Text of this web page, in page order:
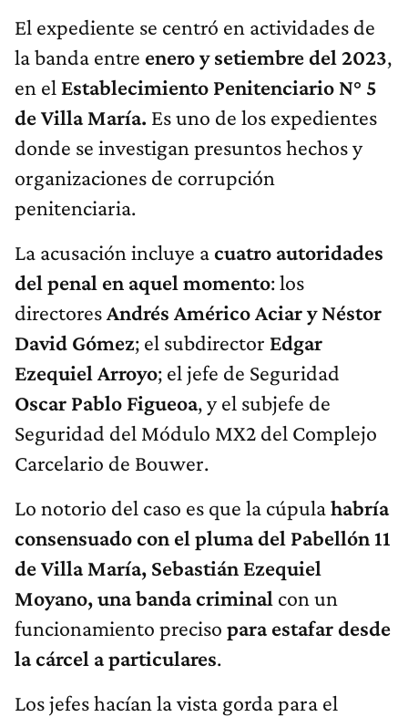
El expediente se centró en actividades de
la banda entre enero y setiembre del 2023,
en el Establecimiento Penitenciario N° 5
de Villa María. Es uno de los expedientes
donde se investigan presuntos hechos y
organizaciones de corrupción
penitenciaria.
La acusación incluye acuatro autoridades
del penal en aquel momento: los
directoresAndrés Américo Aciar y Néstor
David Gómez; el subdirector Edgar
Ezequiel Arroyo; el jefe de Seguridad
Oscar Pablo Figueoa, y el subjefe de
Seguridad del Módulo MX2 del Complejo
Carcelario de Bouwer.
Lo notorio del caso es que la cúpulahabría
consensuado con el pluma del Pabellón 11
de Villa María, Sebastián Ezequiel
Moyano, una banda criminal con un
funcionamiento preciso para estafar desde
la cárcel a particulares.
Los jefes hacían la vista gorda para el